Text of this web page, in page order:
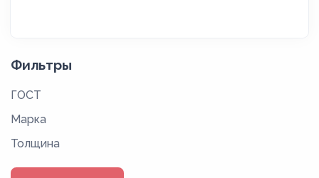
Фильтры
ГОСТ
Марка
Толщина